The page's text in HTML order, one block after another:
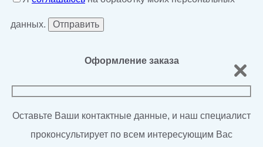
данных.
Оформление заказа
Оставьте Ваши контактные данные, и наш специалист
проконсультирует по всем интересующим Вас